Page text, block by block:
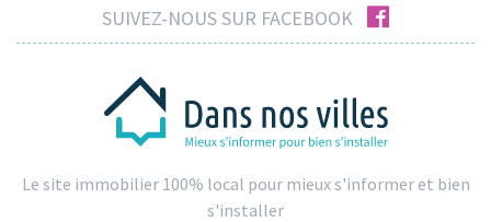
SUIVEZ-NOUS SUR FACEBOOK facebook
Le site immobilier 100% local pour mieux s'informer et bien
s'installer